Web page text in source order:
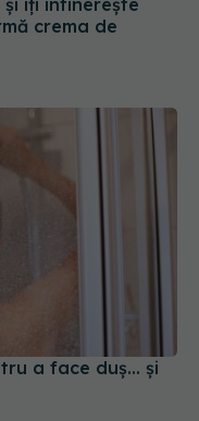
a face duș... și